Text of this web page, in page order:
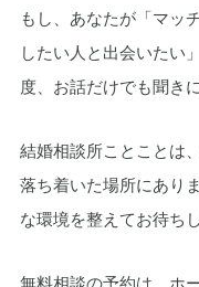
もし、あなたが「マッ
したい人と出会いたい
度、お話だけでも聞き
結婚相談所ことことは
落ち着いた場所にあり
な環境を整えてお待ち
無料相談の予約は、ホ